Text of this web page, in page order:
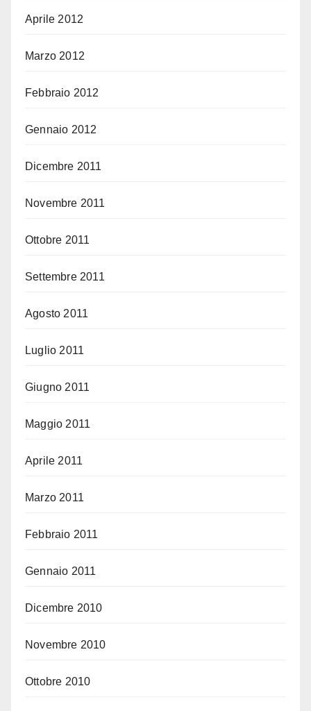
Aprile 2012
Marzo 2012
Febbraio 2012
Gennaio 2012
Dicembre 2011
Novembre 2011
Ottobre 2011
Settembre 2011
Agosto 2011
Luglio 2011
Giugno 2011
Maggio 2011
Aprile 2011
Marzo 2011
Febbraio 2011
Gennaio 2011
Dicembre 2010
Novembre 2010
Ottobre 2010